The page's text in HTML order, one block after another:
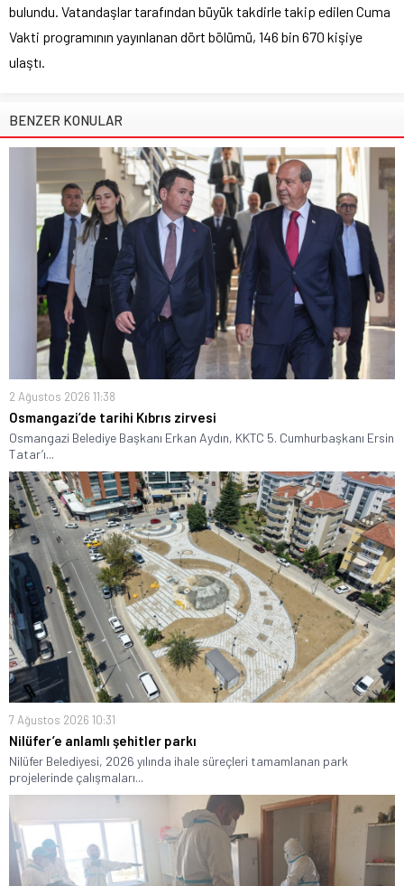
bulundu. Vatandaşlar tarafından büyük takdirle takip edilen Cuma
Vakti programının yayınlanan dört bölümü, 146 bin 670 kişiye
ulaştı.
BENZER KONULAR
2 Ağustos 2026 11:38
Osmangazi’de tarihi Kıbrıs zirvesi
Osmangazi Belediye Başkanı Erkan Aydın, KKTC 5. Cumhurbaşkanı Ersin
Tatar’ı...
7 Ağustos 2026 10:31
Nilüfer’e anlamlı şehitler parkı
Nilüfer Belediyesi, 2026 yılında ihale süreçleri tamamlanan park
projelerinde çalışmaları...